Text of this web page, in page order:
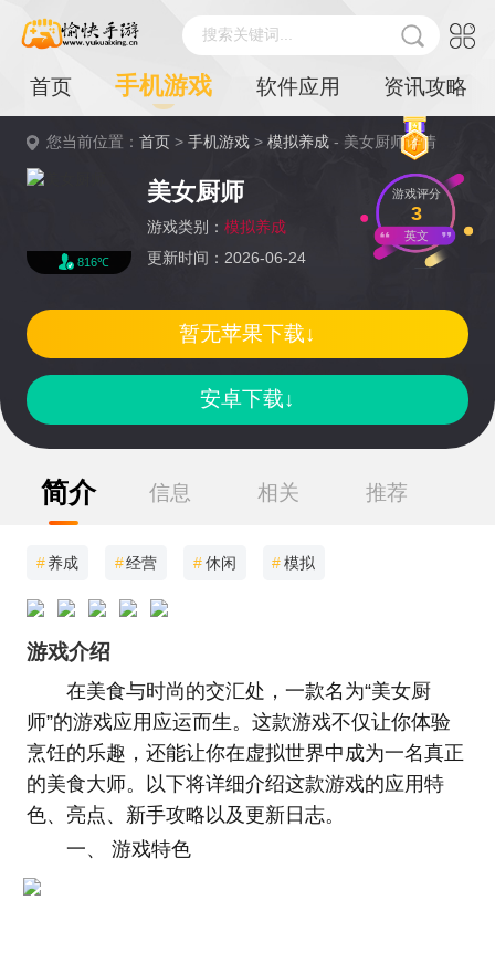
搜索关键词...
首页 手机游戏 软件应用 资讯攻略
您当前位置：首页 >手机游戏 >模拟养成 - 美女厨师详情
816℃
美女厨师
游戏类别： 模拟养成
更新时间：2026-06-24
游戏评分
3
英文
安卓下载↓
暂无苹果下载↓
简介 信息 相关 推荐
#养成 #经营 #休闲 #模拟
游戏介绍
在美食与时尚的交汇处，一款名为“美女厨
师”的游戏应用应运而生。这款游戏不仅让你体验
烹饪的乐趣，还能让你在虚拟世界中成为一名真正
的美食大师。以下将详细介绍这款游戏的应用特
色、亮点、新手攻略以及更新日志。
一、 游戏特色